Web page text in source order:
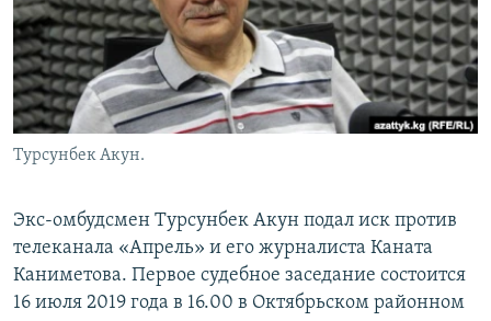
Турсунбек Акун.
Экс-омбудсмен Турсунбек Акун подал иск против
телеканала «Апрель» и его журналиста Каната
Каниметова. Первое судебное заседание состоится
16 июля 2019 года в 16.00 в Октябрьском районном